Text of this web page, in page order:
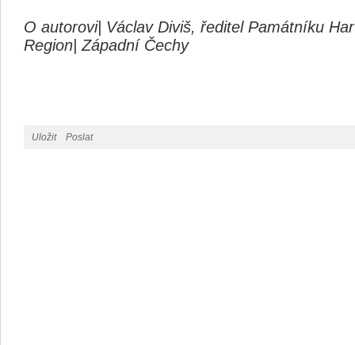
O autorovi| Václav Diviš, ředitel Památníku
Region| Západní Čechy
Uložit Poslat